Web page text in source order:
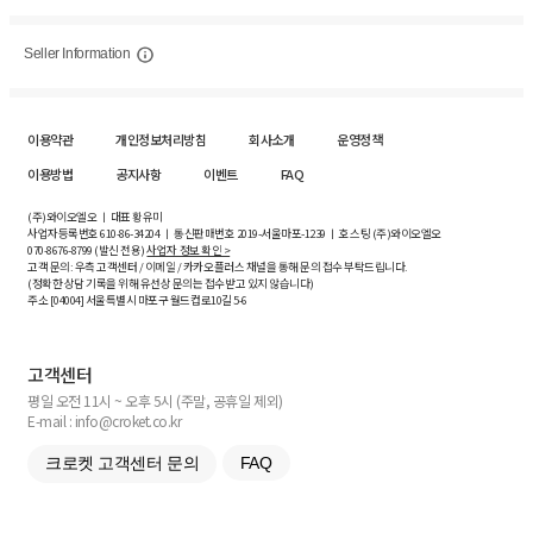
Seller Information
이용약관 개인정보처리방침 회사소개
운영정책
이용방법
공지사항 이벤트 FAQ
(주)와이오엘오 ㅣ 대표 황유미
사업자등록번호610-86-34204ㅣ 통신판매번호 2019-서울마포-1239 ㅣ 호스팅 (주)와이오엘오
070-8676-8799 (발신 전용)사업자 정보 확인 >
고객 문의: 우측 고객센터 / 이메일 / 카카오플러스 채널을 통해 문의 접수 부탁드립니다.
(정확한 상담 기록을 위해 유선상 문의는 접수받고 있지 않습니다)
주소 [04004] 서울특별시 마포구 월드컵로10길5-6
고객센터
평일 오전 11시 ~ 오후 5시 (주말, 공휴일 제외)
E-mail : info@croket.co.kr
크로켓 고객센터 문의 FAQ